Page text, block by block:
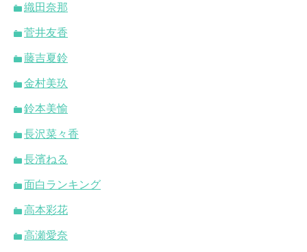
織田奈那
菅井友香
藤吉夏鈴
金村美玖
鈴本美愉
長沢菜々香
長濱ねる
面白ランキング
高本彩花
高瀬愛奈